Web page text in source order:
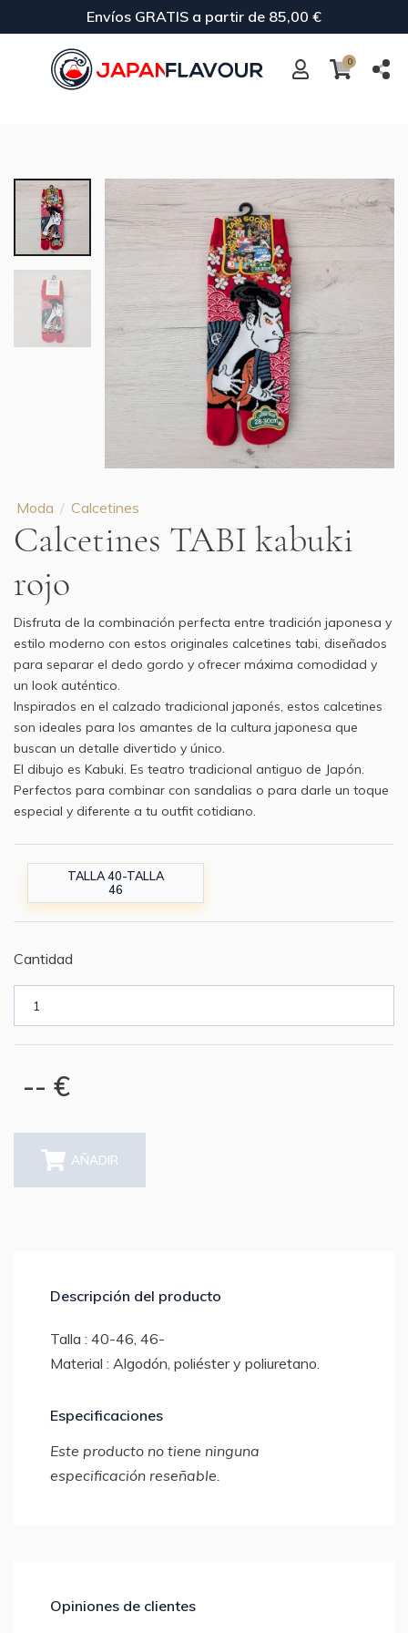
Envíos GRATIS a partir de 85,00 €
0
Moda Calcetines
Calcetines TABI kabuki
rojo
Disfruta de la combinación perfecta entre tradición japonesa y
estilo moderno con estos originales calcetines tabi, diseñados
para separar el dedo gordo y ofrecer máxima comodidad y
un look auténtico.
Inspirados en el calzado tradicional japonés, estos calcetines
son ideales para los amantes de la cultura japonesa que
buscan un detalle divertido y único.
El dibujo es Kabuki. Es teatro tradicional antiguo de Japón.
Perfectos para combinar con sandalias o para darle un toque
especial y diferente a tu outfit cotidiano.
TALLA 40-TALLA
46
Cantidad
-- €
AÑADIR
Descripción del producto
Talla : 40-46, 46-
Material : Algodón, poliéster y poliuretano.
Especificaciones
Este producto no tiene ninguna
especificación reseñable.
Opiniones de clientes